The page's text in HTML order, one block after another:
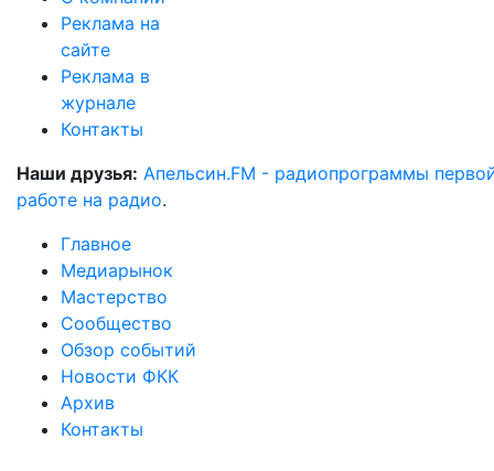
Реклама на
сайте
Реклама в
журнале
Контакты
Наши друзья: Апельсин.FM - радиопрограммы
работе на радио.
Главное
Медиарынок
Мастерство
Сообщество
Обзор событий
Новости ФКК
Архив
Контакты